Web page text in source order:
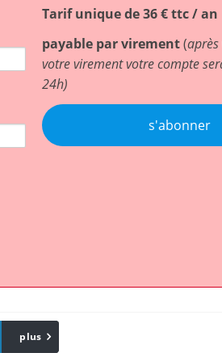
Tarif unique de 36 € ttc / an
payable par virement(
votre virement votre compte
24h)
s'abonner
Email
plus